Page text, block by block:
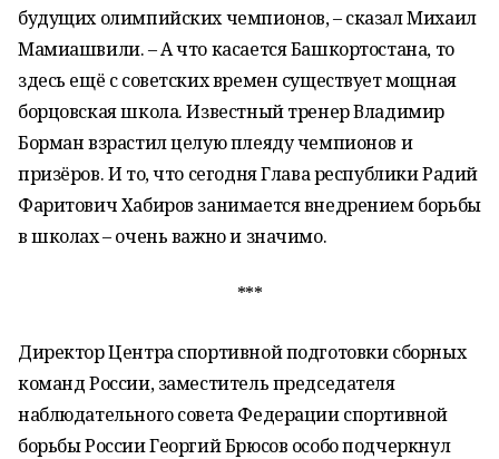
будущих олимпийских чемпионов, – сказал Михаил
Мамиашвили. – А что касается Башкортостана, то
здесь ещё с советских времен существует мощная
борцовская школа. Известный тренер Владимир
Борман взрастил целую плеяду чемпионов и
призёров. И то, что сегодня Глава республики Радий
Фаритович Хабиров занимается внедрением борьбы
в школах – очень важно и значимо.
***
Директор Центра спортивной подготовки сборных
команд России, заместитель председателя
наблюдательного совета Федерации спортивной
борьбы России Георгий Брюсов особо подчеркнул